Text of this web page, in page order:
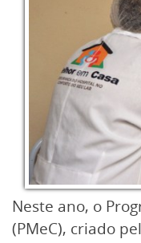
Neste ano, o
(PMeC), criado